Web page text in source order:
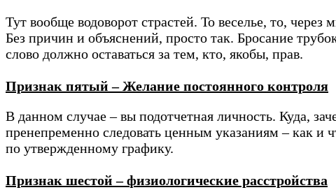
Тут вообще водоворот страстей. То веселье, то,
Без причин и объяснений, просто так. Бросание
слово должно оставаться за тем, кто, якобы, прав.
Признак пятый – Желание постоянного контроля
В данном случае – вы подотчетная личность. Куда,
пренепременно следовать ценным указаниям – как и
по утвержденному графику.
Признак шестой – физиологические расстройства